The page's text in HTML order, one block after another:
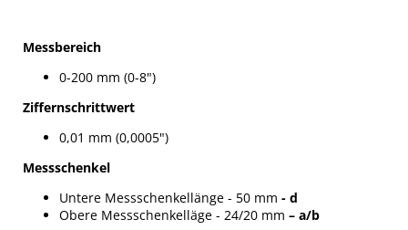
Messbereich
0-200 mm (0-8")
Ziffernschrittwert
0,01 mm (0,0005")
Messschenkel
Untere Messschenkellänge - 50 mm - d
Obere Messschenkelläge - 24/20 mm – a/b